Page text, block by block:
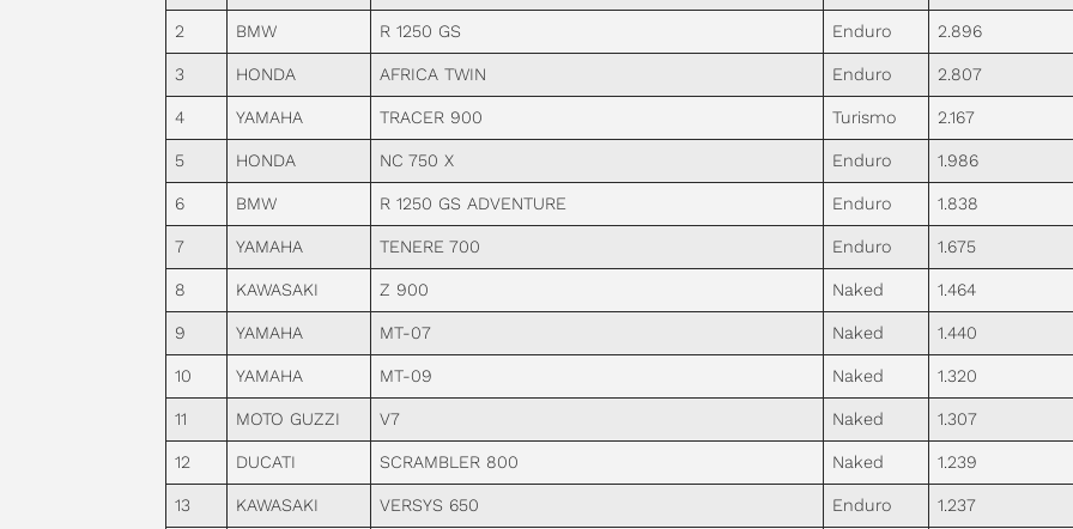
2 BMW R 1250 GS Enduro 2.896
3 HONDA AFRICA TWIN Enduro 2.807
4 YAMAHA TRACER 900 Turismo 2.167
5 HONDA NC 750 X Enduro 1.986
6 BMW R 1250 GS ADVENTURE Enduro 1.838
7 YAMAHA TENERE 700 Enduro 1.675
8 KAWASAKI Z 900 Naked 1.464
9 YAMAHA MT-07 Naked 1.440
10 YAMAHA MT-09 Naked 1.320
11 MOTO GUZZI V7 Naked 1.307
12 DUCATI SCRAMBLER 800 Naked 1.239
13 KAWASAKI VERSYS 650 Enduro 1.237